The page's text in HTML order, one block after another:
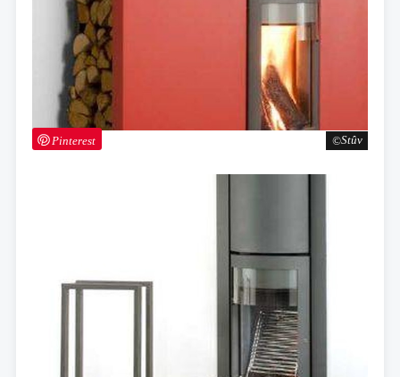
Stûv
Pinterest